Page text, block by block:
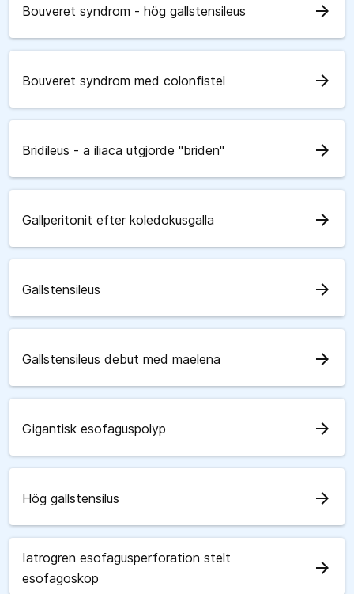
Bouveret syndrom - hög gallstensileus arrow_forward
Bouveret syndrom med colonfistel arrow_forward
Bridileus - a iliaca utgjorde "briden" arrow_forward
Gallperitonit efter koledokusgalla arrow_forward
Gallstensileus arrow_forward
Gallstensileus debut med maelena arrow_forward
Gigantisk esofaguspolyp arrow_forward
Hög gallstensilus arrow_forward
Iatrogren esofagusperforation stelt
esofagoskop
arrow_forward